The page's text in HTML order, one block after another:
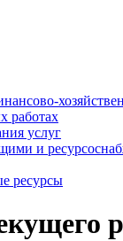
работах
услуг
и
ресурсы